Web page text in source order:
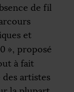
de fil
et
», proposé
à fait
artistes